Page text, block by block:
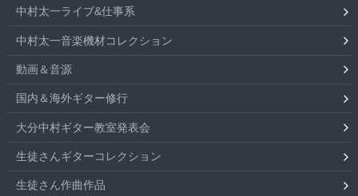
中村太一ライブ&仕事系
中村太一音楽機材コレクション
動画＆音源
国内＆海外ギター修行
大分中村ギター教室発表会
生徒さんギターコレクション
生徒さん作曲作品